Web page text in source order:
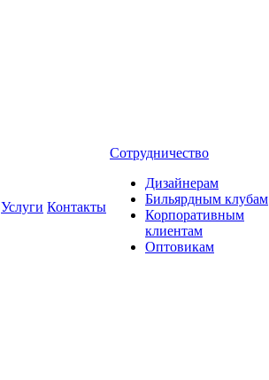
Услуги Контакты
Сотрудничество
Дизайнерам
Бильярдным клубам
Корпоративным
клиентам
Оптовикам